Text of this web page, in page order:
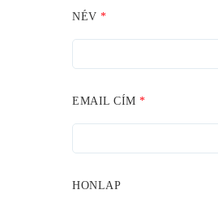
NÉV *
EMAIL CÍM *
HONLAP